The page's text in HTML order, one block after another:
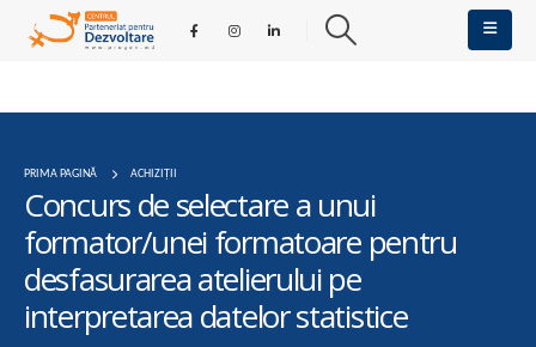
PRIMA PAGINĂ ACHIZIȚII
Concurs de selectare a unui
formator/unei formatoare pentru
desfasurarea atelierului pe
interpretarea datelor statistice